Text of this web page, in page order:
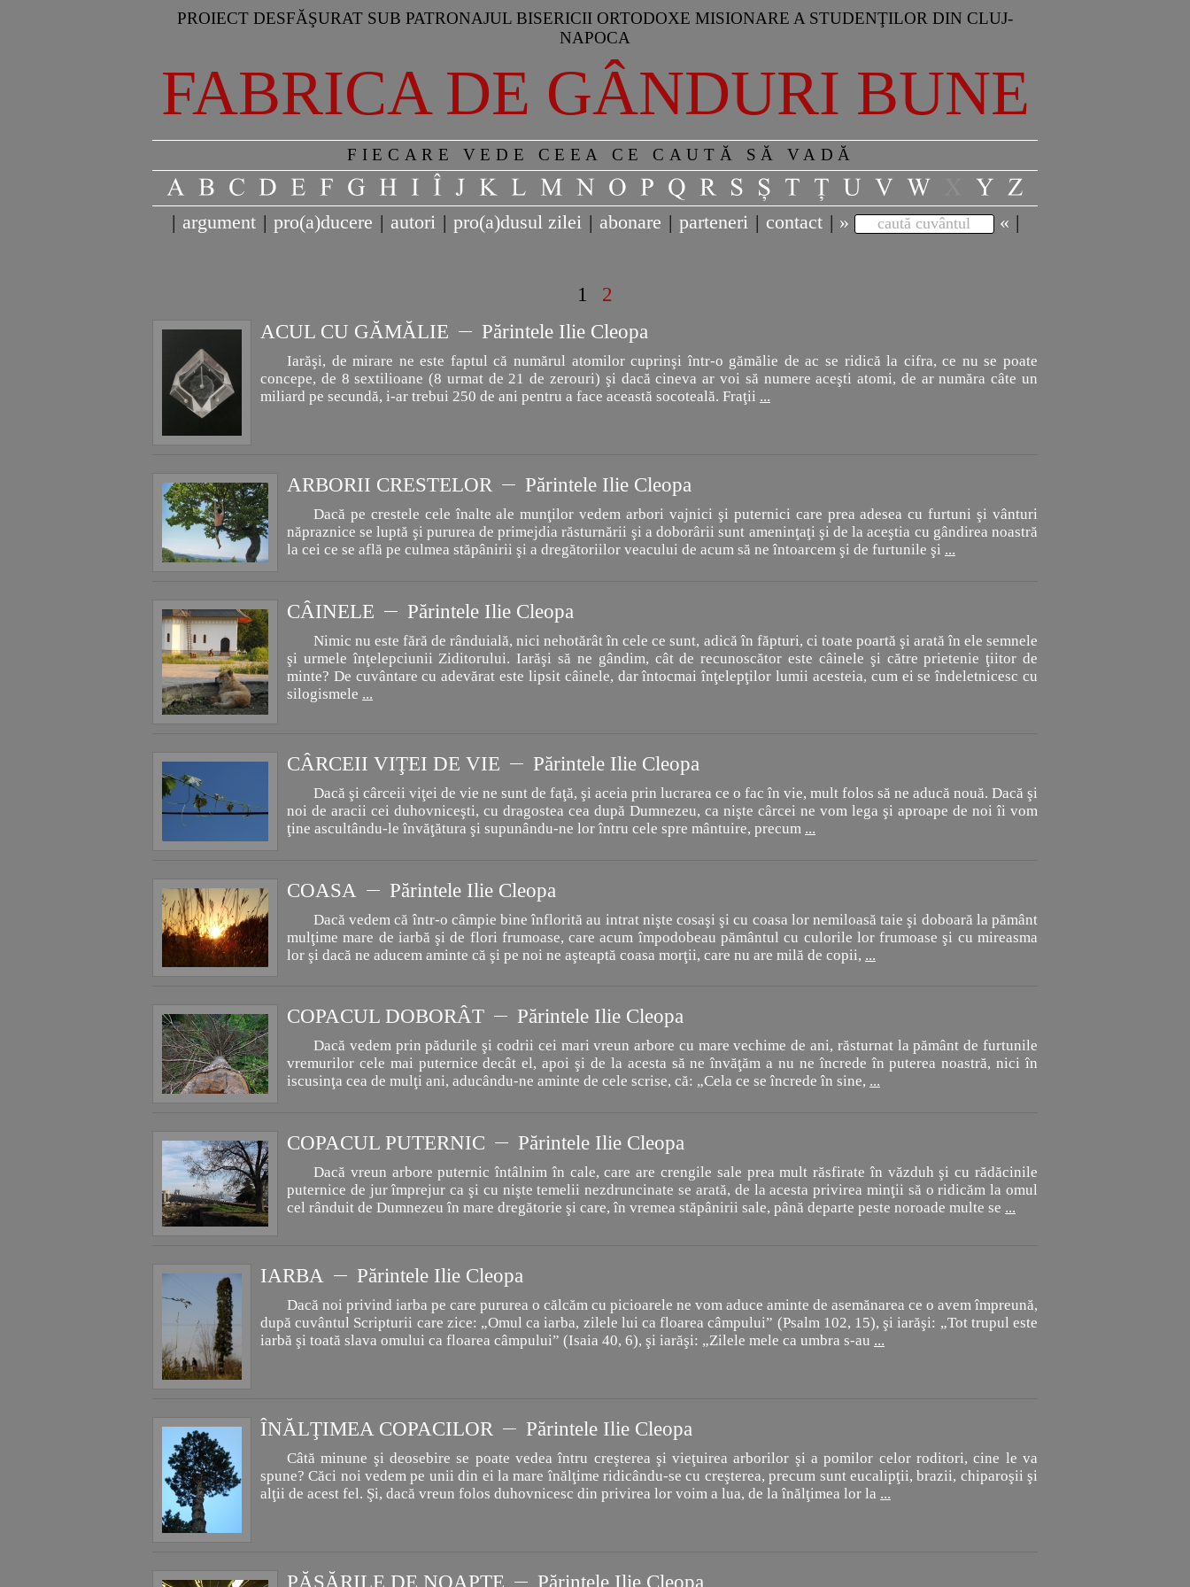
PROIECT DESFĂŞURAT SUB PATRONAJUL BISERICII ORTODOXE MISIONARE A STUDENŢILOR DIN CLUJ-
NAPOCA
FABRICA DE GÂNDURI BUNE
FIECARE VEDE CEEA CE CAUTĂ SĂ VADĂ
| argument | pro(a)ducere | autori | pro(a)dusul zilei | abonare | parteneri | contact | » «
caută cuvântul |
1
2
ACUL CU GĂMĂLIE
Părintele Ilie Cleopa
Iarăşi, de mirare ne este faptul că numărul atomilor cuprinşi într-o gămălie de ac se ridică la cifra, ce nu se poate
concepe, de 8 sextilioane (8 urmat de 21 de zerouri) şi dacă cineva ar voi să numere aceşti atomi, de ar număra câte un
miliard pe secundă, i-ar trebui 250 de ani pentru a face această socoteală. Fraţii ...
ARBORII CRESTELOR Părintele Ilie Cleopa
Dacă pe crestele cele înalte ale munţilor vedem arbori vajnici şi puternici care prea adesea cu furtuni şi vânturi
năpraznice se luptă şi pururea de primejdia răsturnării şi a doborârii sunt ameninţaţi şi de la aceştia cu gândirea noastră
la cei ce se află pe culmea stăpânirii şi a dregătoriilor veacului de acum să ne întoarcem şi de furtunile şi ...
CÂINELE Părintele Ilie Cleopa
Nimic nu este fără de rânduială, nici nehotărât în cele ce sunt, adică în făpturi, ci toate poartă şi arată în ele semnele
şi urmele înţelepciunii Ziditorului. Iarăşi să ne gândim, cât de recunoscător este câinele şi către prietenie ţiitor de
minte? De cuvântare cu adevărat este lipsit câinele, dar întocmai înţelepţilor lumii acesteia, cum ei se îndeletnicesc cu
silogismele ...
CÂRCEII VIŢEI DE VIE Părintele Ilie Cleopa
Dacă şi cârceii viţei de vie ne sunt de faţă, şi aceia prin lucrarea ce o fac în vie, mult folos să ne aducă nouă. Dacă şi
noi de aracii cei duhovniceşti, cu dragostea cea după Dumnezeu, ca nişte cârcei ne vom lega şi aproape de noi îi vom
ţine ascultându-le învăţătura şi supunându-ne lor întru cele spre mântuire, precum ...
COASA Părintele Ilie Cleopa
Dacă vedem că într-o câmpie bine înflorită au intrat nişte cosaşi şi cu coasa lor nemiloasă taie şi doboară la pământ
mulţime mare de iarbă şi de flori frumoase, care acum împodobeau pământul cu culorile lor frumoase şi cu mireasma
lor şi dacă ne aducem aminte că şi pe noi ne aşteaptă coasa morţii, care nu are milă de copii, ...
COPACUL DOBORÂT Părintele Ilie Cleopa
Dacă vedem prin pădurile şi codrii cei mari vreun arbore cu mare vechime de ani, răsturnat la pământ de furtunile
vremurilor cele mai puternice decât el, apoi şi de la acesta să ne învăţăm a nu ne încrede în puterea noastră, nici în
iscusinţa cea de mulţi ani, aducându-ne aminte de cele scrise, că: „Cela ce se încrede în sine, ...
COPACUL PUTERNIC Părintele Ilie Cleopa
Dacă vreun arbore puternic întâlnim în cale, care are crengile sale prea mult răsfirate în văzduh şi cu rădăcinile
puternice de jur împrejur ca şi cu nişte temelii nezdruncinate se arată, de la acesta privirea minţii să o ridicăm la omul
cel rânduit de Dumnezeu în mare dregătorie şi care, în vremea stăpânirii sale, până departe peste noroade multe se ...
IARBA Părintele Ilie Cleopa
Dacă noi privind iarba pe care pururea o călcăm cu picioarele ne vom aduce aminte de asemănarea ce o avem împreună,
după cuvântul Scripturii care zice: „Omul ca iarba, zilele lui ca floarea câmpului” (Psalm 102, 15), şi iarăşi: „Tot trupul este
iarbă şi toată slava omului ca floarea câmpului” (Isaia 40, 6), şi iarăşi: „Zilele mele ca umbra s-au ...
ÎNĂLŢIMEA COPACILOR Părintele Ilie Cleopa
Câtă minune şi deosebire se poate vedea întru creşterea şi vieţuirea arborilor şi a pomilor celor roditori, cine le va
spune? Căci noi vedem pe unii din ei la mare înălţime ridicându-se cu creşterea, precum sunt eucalipţii, brazii, chiparoşii şi
alţii de acest fel. Şi, dacă vreun folos duhovnicesc din privirea lor voim a lua, de la înălţimea lor la ...
PĂSĂRILE DE NOAPTE Părintele Ilie Cleopa